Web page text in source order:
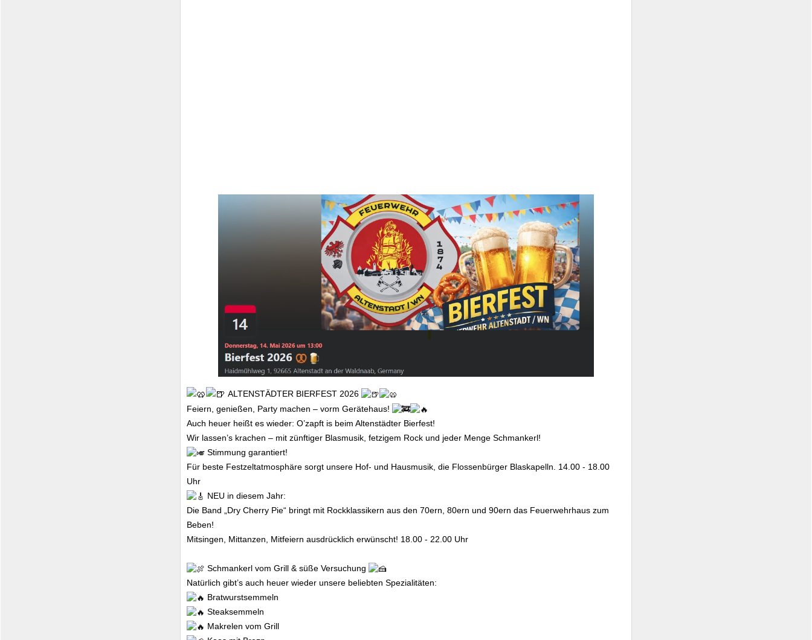
ALTENSTÄDTER BIERFEST 2026
Feiern, genießen, Party machen – vorm Gerätehaus!
Auch heuer heißt es wieder: O’zapft is beim Altenstädter Bierfest!
Wir lassen’s krachen – mit zünftiger Blasmusik, fetzigem Rock und jeder Menge Schmankerl!
Stimmung garantiert!
Für beste Festzeltatmosphäre sorgt unsere Hof- und Hausmusik, die Flossenbürger Blaskapelln. 14.00 - 18.00
Uhr
NEU in diesem Jahr:
Die Band „Dry Cherry Pie“ bringt mit Rockklassikern aus den 70ern, 80ern und 90ern das Feuerwehrhaus zum
Beben!
Mitsingen, Mittanzen, Mitfeiern ausdrücklich erwünscht! 18.00 - 22.00 Uhr
Schmankerl vom Grill & süße Versuchung
Natürlich gibt’s auch heuer wieder unsere beliebten Spezialitäten:
Bratwurstsemmeln
Steaksemmeln
Makrelen vom Grill